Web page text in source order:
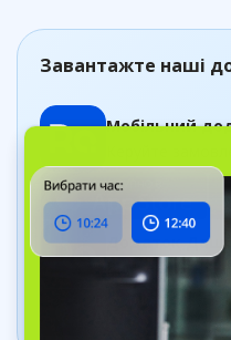
Завантажте наші
Мобільний
Додаток
Відстежуйте